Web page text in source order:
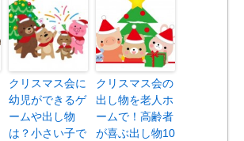
クリスマス会に
幼児ができるゲ
ームや出し物
は？小さい子で
クリスマス会の
出し物を老人ホ
ームで！高齢者
が喜ぶ出し物10